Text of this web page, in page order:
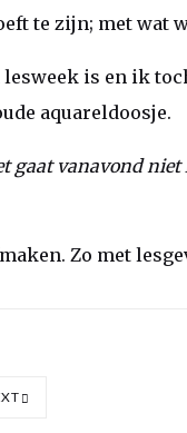
te zijn; met wat
lesweek is en ik
aquareldoosje.
gaat vanavond
Zo met